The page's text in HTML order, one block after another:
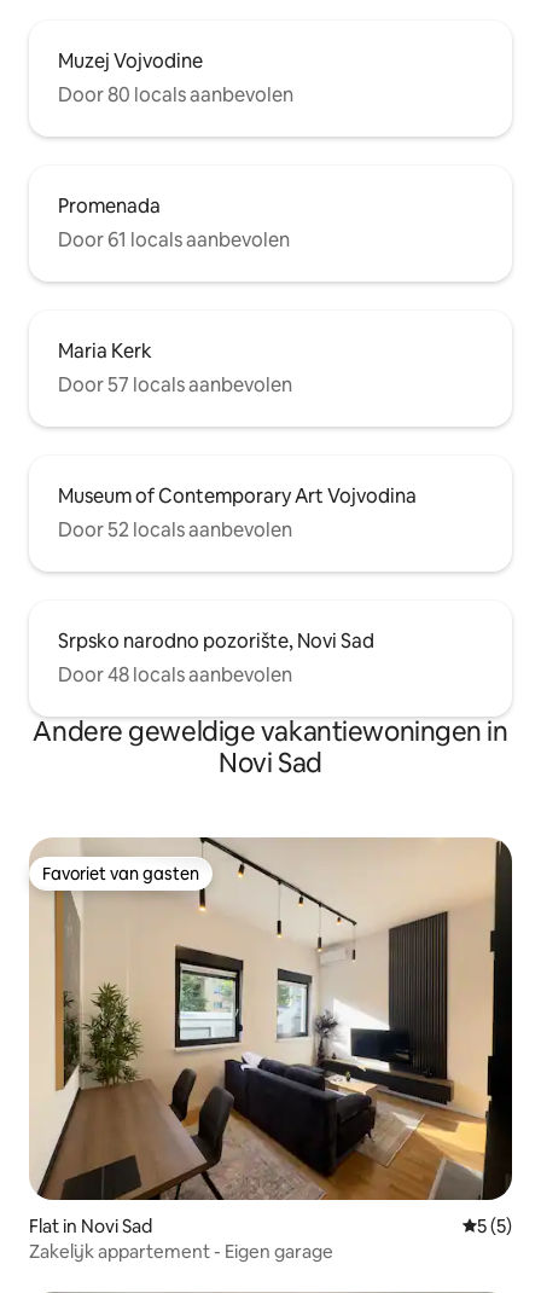
Muzej Vojvodine
Door 80 locals aanbevolen
Promenada
Door 61 locals aanbevolen
Maria Kerk
Door 57 locals aanbevolen
Museum of Contemporary Art Vojvodina
Door 52 locals aanbevolen
Srpsko narodno pozorište, Novi Sad
Door 48 locals aanbevolen
Andere geweldige vakantiewoningen in
Novi Sad
Favoriet van gasten
Favoriet van gasten
Flat in Novi Sad
5 (5)
Zakelijk appartement - Eigen garage